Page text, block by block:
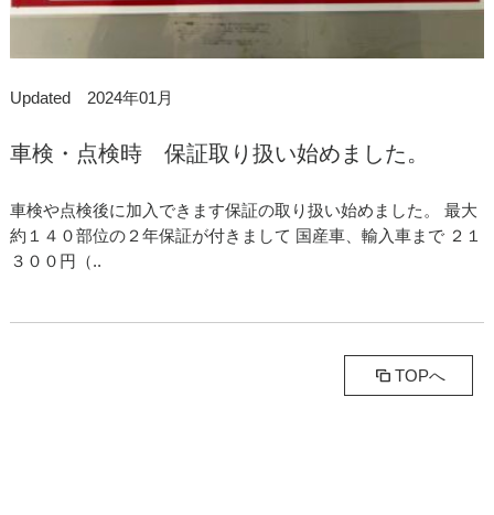
Updated 2024年01月
車検・点検時 保証取り扱い始めました。
車検や点検後に加入できます保証の取り扱い始めました。 最大
約１４０部位の２年保証が付きまして 国産車、輸入車まで ２１
３００円（..
TOPへ